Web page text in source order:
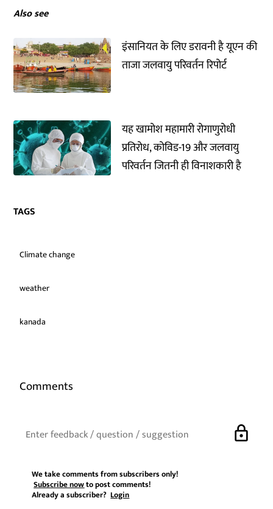
Also see
इंसानियत के लिए डरावनी है यूएन की
ताजा जलवायु परिवर्तन रिपोर्ट
यह खामोश महामारी रोगाणुरोधी
प्रतिरोध, कोविड-19 और जलवायु
परिवर्तन जितनी ही विनाशकारी है
TAGS
Climate change
weather
kanada
Comments
lock
We take comments from subscribers only!
Subscribe nowto post comments!
Already a subscriber?Login